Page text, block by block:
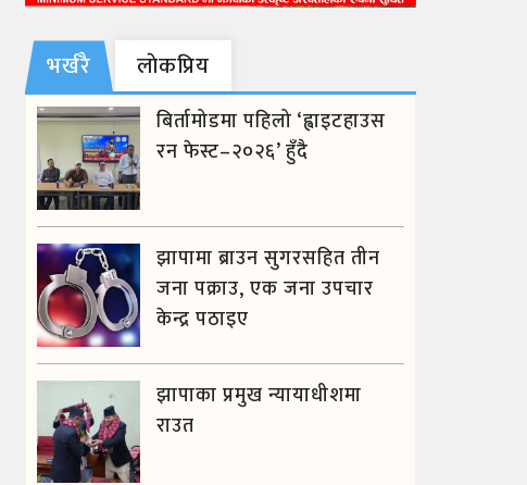
भर्खरै लाेकप्रिय
बिर्तामोडमा पहिलो ‘ह्वाइटहाउस
रन फेस्ट–२०२६’ हुँदै
झापामा ब्राउन सुगरसहित तीन
जना पक्राउ, एक जना उपचार
केन्द्र पठाइए
झापाका प्रमुख न्यायाधीशमा
राउत